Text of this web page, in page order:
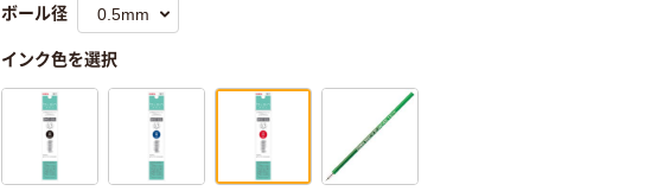
ボール径
インク色を選択